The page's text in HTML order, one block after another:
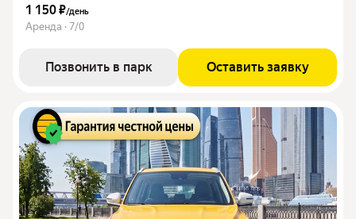
1 150 ₽/день
Аренда · 7/0
Позвонить в парк Оставить заявку